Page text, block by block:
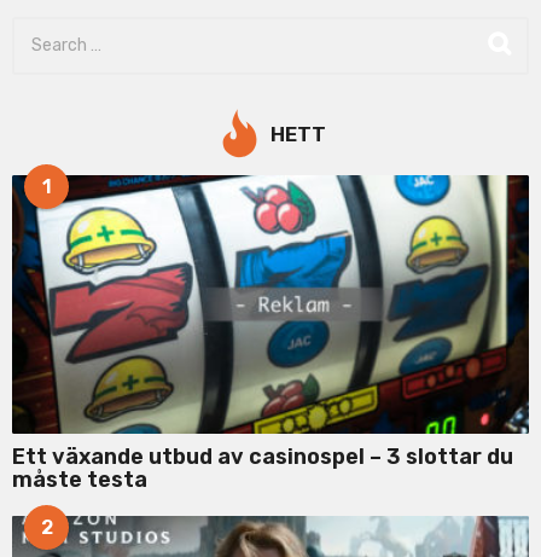
o
r
HETT
1
Ett växande utbud av casinospel – 3 slottar du
måste testa
2